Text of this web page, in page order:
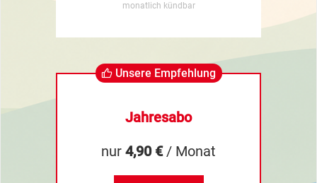
monatlich kündbar
Unsere Empfehlung
Jahresabo
nur 4,90 €/ Monat